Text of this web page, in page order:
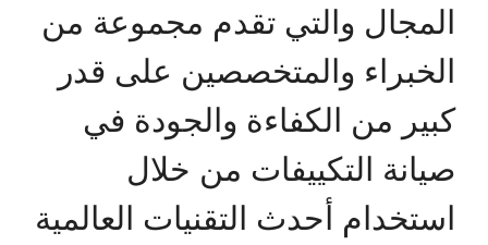
المجال والتي تقدم مجموعة من
الخبراء والمتخصصين على قدر
كبير من الكفاءة والجودة في
صيانة التكييفات من خلال
استخدام أحدث التقنيات العالمية